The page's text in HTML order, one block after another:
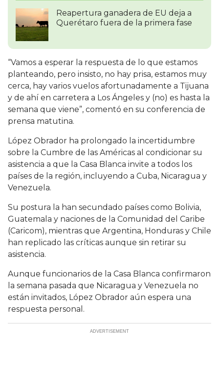
Reapertura ganadera de EU deja a
Querétaro fuera de la primera fase
“Vamos a esperar la respuesta de lo que estamos
planteando, pero insisto, no hay prisa, estamos muy
cerca, hay varios vuelos afortunadamente a Tijuana
y de ahí en carretera a Los Ángeles y (no) es hasta la
semana que viene”, comentó en su conferencia de
prensa matutina.
López Obrador ha prolongado la incertidumbre
sobre la Cumbre de las Américas al condicionar su
asistencia a que la Casa Blanca invite a todos los
países de la región, incluyendo a Cuba, Nicaragua y
Venezuela.
Su postura la han secundado países como Bolivia,
Guatemala y naciones de la Comunidad del Caribe
(Caricom), mientras que Argentina, Honduras y Chile
han replicado las críticas aunque sin retirar su
asistencia.
Aunque funcionarios de la Casa Blanca confirmaron
la semana pasada que Nicaragua y Venezuela no
están invitados, López Obrador aún espera una
respuesta personal.